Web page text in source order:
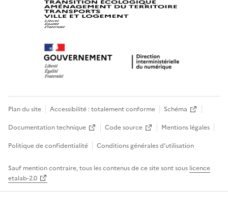
Plan du site Accessibilité : totalement conforme
Schéma
Documentation technique
Code source
Mentions légales
Politique de confidentialité
Conditions générales d’utilisation
Sauf mention contraire, tous les contenus de ce site sont sous licence
etalab-2.0